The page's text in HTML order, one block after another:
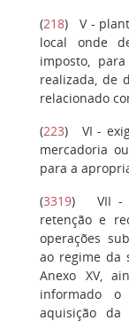
(218)V -
local onde
imposto,
realizada, de
relacionado
(223) VI -
mercadoria
para a
(3319) VII -
retenção e
operações
ao regime da
Anexo XV,
informado
aquisição da